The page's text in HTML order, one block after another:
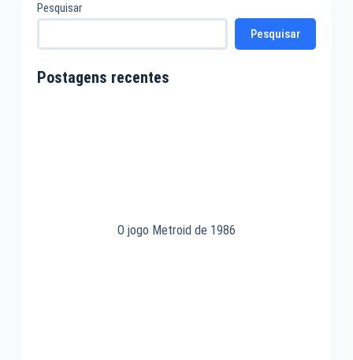
Pesquisar
Pesquisar
Postagens recentes
O jogo Metroid de 1986